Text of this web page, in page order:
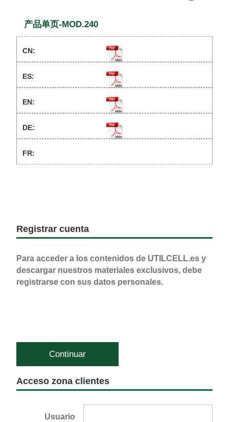
产品单页-MOD.240
Registrar cuenta
Para acceder a los contenidos de UTILCELL.es y
descargar nuestros materiales exclusivos, debe
registrarse con sus datos personales.
Continuar
Acceso zona clientes
Usuario